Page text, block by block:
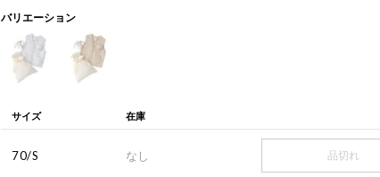
バリエーション
サイズ 在庫
70/S なし 品切れ